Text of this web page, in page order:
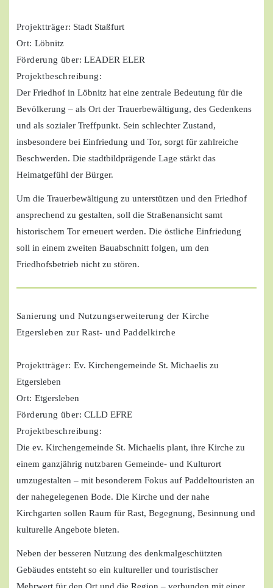
Projektträger: Stadt Staßfurt
Ort: Löbnitz
Förderung über: LEADER ELER
Projektbeschreibung:
Der Friedhof in Löbnitz hat eine zentrale Bedeutung für die
Bevölkerung – als Ort der Trauerbewältigung, des Gedenkens
und als sozialer Treffpunkt. Sein schlechter Zustand,
insbesondere bei Einfriedung und Tor, sorgt für zahlreiche
Beschwerden. Die stadtbildprägende Lage stärkt das
Heimatgefühl der Bürger.
Um die Trauerbewältigung zu unterstützen und den Friedhof
ansprechend zu gestalten, soll die Straßenansicht samt
historischem Tor erneuert werden. Die östliche Einfriedung
soll in einem zweiten Bauabschnitt folgen, um den
Friedhofsbetrieb nicht zu stören.
Sanierung und Nutzungserweiterung der Kirche
Etgersleben zur Rast- und Paddelkirche
Projektträger: Ev. Kirchengemeinde St. Michaelis zu
Etgersleben
Ort: Etgersleben
Förderung über: CLLD EFRE
Projektbeschreibung:
Die ev. Kirchengemeinde St. Michaelis plant, ihre Kirche zu
einem ganzjährig nutzbaren Gemeinde- und Kulturort
umzugestalten – mit besonderem Fokus auf Paddeltouristen an
der nahegelegenen Bode. Die Kirche und der nahe
Kirchgarten sollen Raum für Rast, Begegnung, Besinnung und
kulturelle Angebote bieten.
Neben der besseren Nutzung des denkmalgeschützten
Gebäudes entsteht so ein kultureller und touristischer